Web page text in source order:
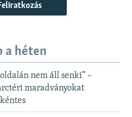
a héten
nem áll senki” –
maradványokat